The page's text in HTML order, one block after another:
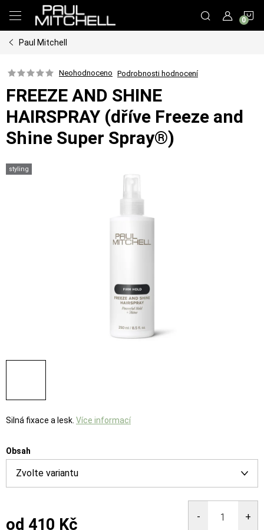
obsah
Paul Mitchell
Neohodnoceno Podrobnosti hodnocení
FREEZE AND SHINE
HAIRSPRAY (dříve Freeze and
Shine Super Spray®)
styling
Silná fixace a lesk. Více informací
Obsah
od 410 Kč